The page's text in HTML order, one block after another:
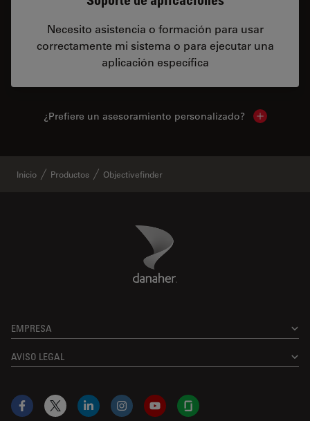
Necesito asistencia o formación para usar
correctamente mi sistema o para ejecutar una
aplicación específica
¿Prefiere un asesoramiento personalizado? Show local
Inicio Productos Objectivefinder
Danaher Logo
EMPRESA
AVISO LEGAL
Facebook
X LinkedInInstagramYouTubeGlassdoor